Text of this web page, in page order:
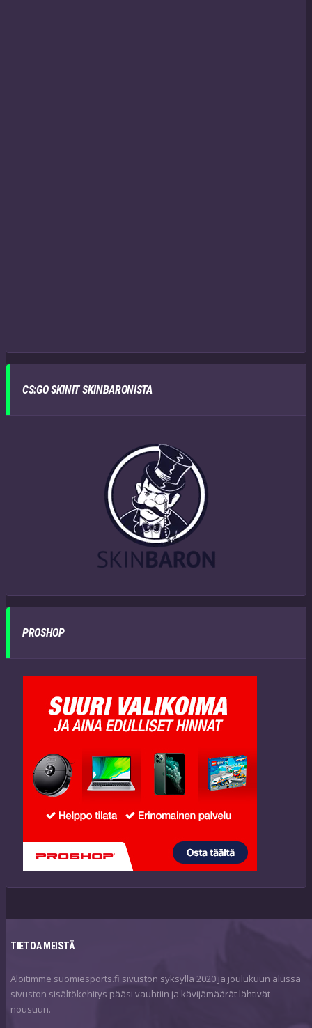
CS:GO SKINIT SKINBARONISTA
PROSHOP
TIETOA MEISTÄ
Aloitimme suomiesports.fi sivuston syksyllä 2020 ja joulukuun alussa
sivuston sisältökehitys pääsi vauhtiin ja kävijämäärät lähtivät
nousuun.